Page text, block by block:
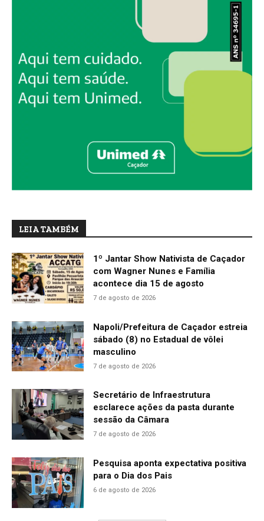
LEIA TAMBÉM
1º Jantar Show Nativista de Caçador
com Wagner Nunes e Família
acontece dia 15 de agosto
7 de agosto de 2026
Napoli/Prefeitura de Caçador estreia
sábado (8) no Estadual de vôlei
masculino
7 de agosto de 2026
Secretário de Infraestrutura
esclarece ações da pasta durante
sessão da Câmara
7 de agosto de 2026
Pesquisa aponta expectativa positiva
para o Dia dos Pais
6 de agosto de 2026